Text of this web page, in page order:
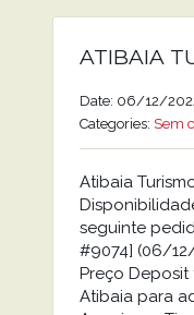
ATIBAIA
Date: 06/12/
Categories: Sem
Atibaia
seguinte
#9074] (06/
Preço Deposit
Atibaia para